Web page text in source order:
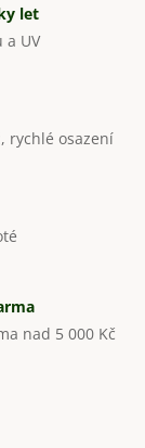
let
a UV
rychlé osazení
nad 5 000 Kč